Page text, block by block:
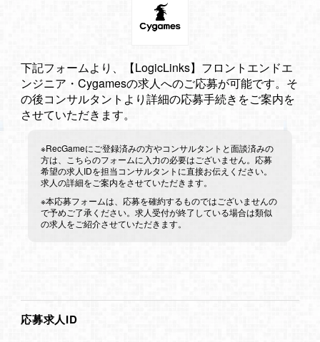
下記フォームより、【LogicLinks】フロントエンドエ
ンジニア・Cygamesの求人へのご応募が可能です。そ
の後コンサルタントより詳細の応募手続きをご案内を
させていただきます。
※RecGameにご登録済みの方やコンサルタントと面談済みの
方は、こちらのフォームに入力の必要はございません。応募
希望の求人IDを担当コンサルタントに直接お伝えください。
求人の詳細をご案内をさせていただきます。
※本応募フォームは、応募を確約するものではございませんの
で予めご了承ください。求人受付が終了している場合は類似
の求人をご紹介させていただきます。
応募求人ID